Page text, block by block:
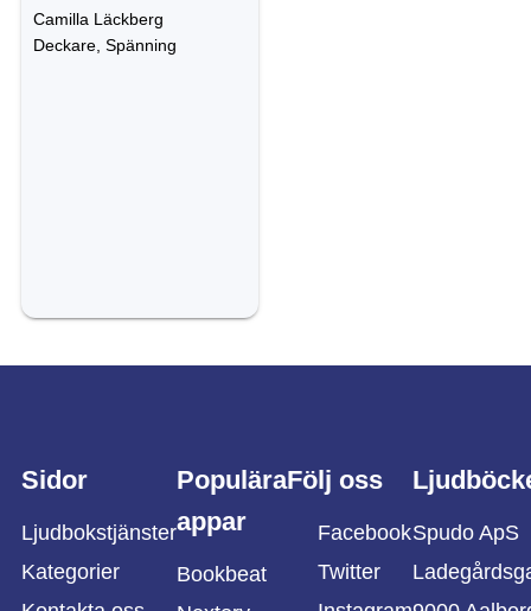
Camilla Läckberg
Deckare, Spänning
Sidor
Ljudbokstjänster
Kategorier
Populära
appar
Bookbeat
Följ oss
Facebook
Twitter
Spudo ApS